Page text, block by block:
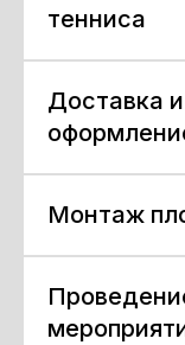
тенниса
Доставка
Монтаж